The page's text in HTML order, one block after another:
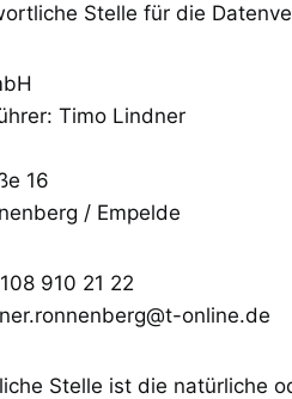
Stelle für die
Timo Lindner
16
/ Empelde
910 21 22
online.de
Stelle ist die natürliche